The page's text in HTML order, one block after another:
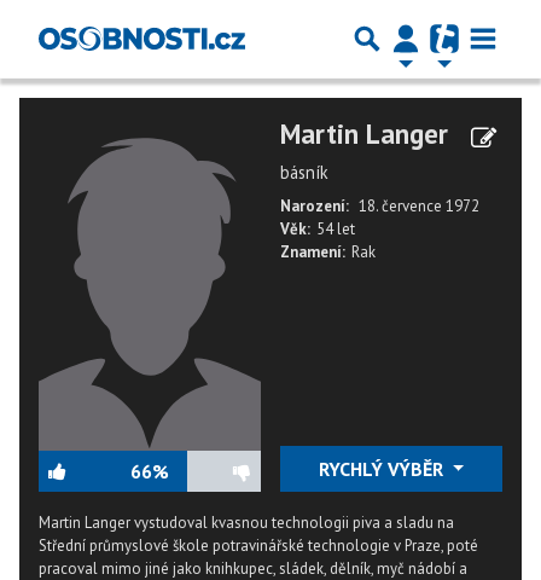
66%
Martin Langer
básník
Narození: 18. července 1972
Věk: 54 let
Znamení: Rak
RYCHLÝ VÝBĚR
Martin Langer vystudoval kvasnou technologii piva a sladu na
Střední průmyslové škole potravinářské technologie v Praze, poté
pracoval mimo jiné jako knihkupec, sládek, dělník, myč nádobí a